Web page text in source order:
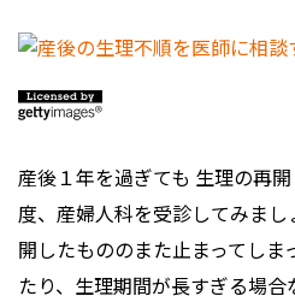
産後１年を過ぎても 生理の再
度、産婦人科を受診してみま
開したもののまた止まってし
たり、生理期間が長すぎる場